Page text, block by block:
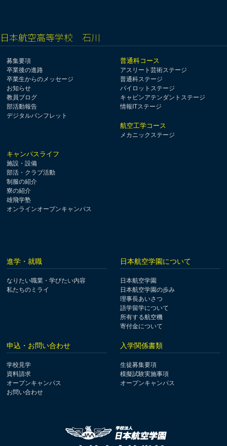
日本航空高等学校 石川
募集要項
卒業後の進路
卒業生からのメッセージ
お知らせ
教員ブログ
部活動報告
デジタルパンフレット
普通科コース
アスリート芸術ステージ
普通科ステージ
パイロットステージ
キャビンアテンダントステージ
情報ITステージ
航空工学コース
メカニックステージ
キャンパスライフ
施設・設備
部活・クラブ活動
制服の紹介
寮の紹介
雄飛学塾
オンラインオープンキャンパス
進学・就職
なりたい職業・学びたい内容
私たちのミライ
日本航空学園について
日本航空学園
日本航空学園の歩み
理事長あいさつ
語学留学について
所有する航空機
寄付金について
申込・お問い合わせ
学校見学
資料請求
オープンキャンパス
お問い合わせ
入学関係書類
生徒募集要項
模擬試験実施事項
オープンキャンパス